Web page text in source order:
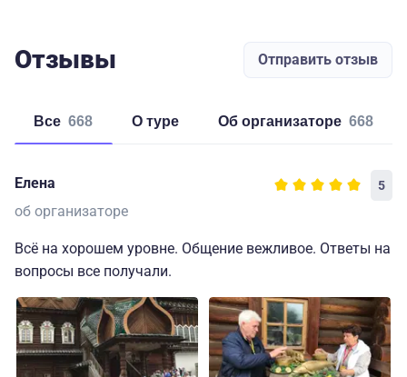
Отзывы Отправить отзыв
Все 668 о туре об организаторе 668
Елена 5
об организаторе
Всё на хорошем уровне. Общение вежливое. Ответы на
вопросы все получали.